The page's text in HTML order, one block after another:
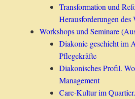
Transformation und
Herausforderungen
Workshops und Seminare
Diakonie geschieht im
Pflegekräfte
Diakonisches Profil.
Management
Care-Kultur im